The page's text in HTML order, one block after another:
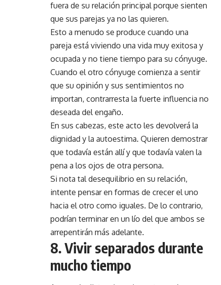
fuera de su relación principal porque sienten
que sus parejas ya no las quieren.
Esto a menudo se produce cuando una
pareja está viviendo una vida muy exitosa y
ocupada y no tiene tiempo para su cónyuge.
Cuando el otro cónyuge comienza a sentir
que su opinión y sus sentimientos no
importan, contrarresta la fuerte influencia no
deseada del engaño.
En sus cabezas, este acto les devolverá la
dignidad y la autoestima. Quieren demostrar
que todavía están allí y que todavía valen la
pena a los ojos de otra persona.
Si nota tal desequilibrio en su relación,
intente pensar en formas de crecer el uno
hacia el otro como iguales. De lo contrario,
podrían terminar en un lío del que ambos se
arrepentirán más adelante.
8. Vivir separados durante
mucho tiempo